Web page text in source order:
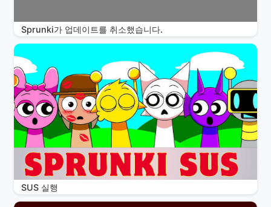
Sprunki가 업데이트를 취소했습니다.
SUS 실행